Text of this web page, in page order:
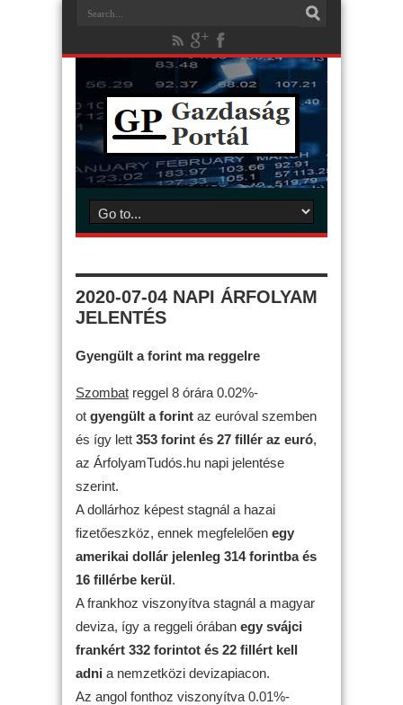
2020-07-04 NAPI ÁRFOLYAM
JELENTÉS
Gyengült a forint ma reggelre
Szombat reggel 8 órára 0.02%-
ot gyengült a forint az euróval szemben
és így lett 353 forint és 27 fillér az euró,
az ÁrfolyamTudós.hu napi jelentése
szerint.
A dollárhoz képest stagnál a hazai
fizetőeszköz, ennek megfelelően egy
amerikai dollár jelenleg 314 forintba és
16 fillérbe kerül.
A frankhoz viszonyítva stagnál a magyar
deviza, így a reggeli órában egy svájci
frankért 332 forintot és 22 fillért kell
adni a nemzetközi devizapiacon.
Az angol fonthoz viszonyítva 0.01%-